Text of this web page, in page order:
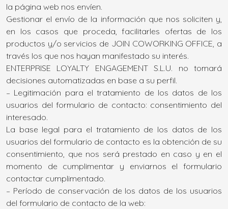
la página web nos envíen.
Gestionar el envío de la información que nos soliciten y,
en los casos que proceda, facilitarles ofertas de los
productos y/o servicios de JOIN COWORKING OFFICE, a
través los que nos hayan manifestado su interés.
ENTERPRISE LOYALTY ENGAGEMENT S.L.U. no tomará
decisiones automatizadas en base a su perfil.
– Legitimación para el tratamiento de los datos de los
usuarios del formulario de contacto: consentimiento del
interesado.
La base legal para el tratamiento de los datos de los
usuarios del formulario de contacto es la obtención de su
consentimiento, que nos será prestado en caso y en el
momento de cumplimentar y enviarnos el formulario
contactar cumplimentado.
– Período de conservación de los datos de los usuarios
del formulario de contacto de la web: